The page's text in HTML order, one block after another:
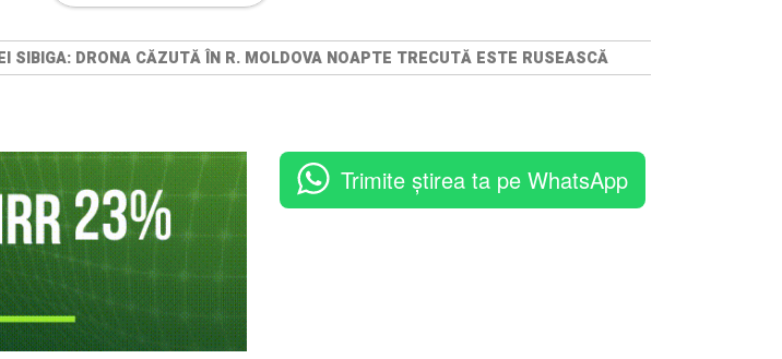
SIBIGA: DRONA CĂZUTĂ ÎN R. MOLDOVA NOAPTE TRECUTĂ ESTE RUSEASCĂ
Trimite știrea ta pe WhatsApp